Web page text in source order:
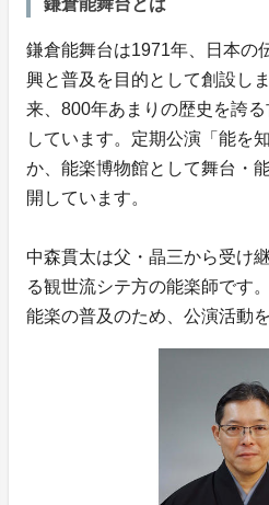
鎌倉能舞台は1971年、日本の
興と普及を目的として創設し
来、800年あまりの歴史を誇
しています。定期公演「能を
か、能楽博物館として舞台・
開しています。
中森貫太は父・晶三から受け
る観世流シテ方の能楽師です
能楽の普及のため、公演活動